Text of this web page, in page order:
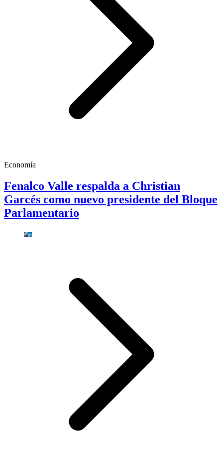
Economía
Fenalco Valle respalda a Christian
Garcés como nuevo presidente del Bloque
Parlamentario